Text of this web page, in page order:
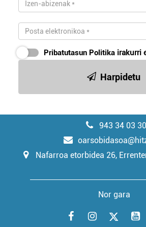
Pribatutasun Politika irakurri
Harpidetu
943 34 03 30
Nafarroa etorbidea 26,
Nor gara